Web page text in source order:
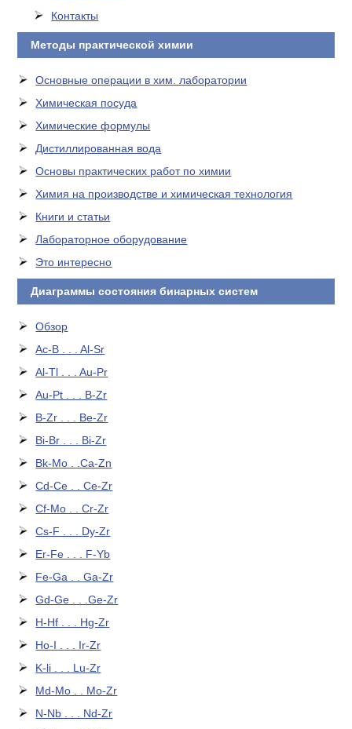
Контакты
Методы практической химии
Основные операции в хим. лаборатории
Химическая посуда
Химические формулы
Дистиллированная вода
Основы практических работ по химии
Химия на производстве и химическая технология
Книги и статьи
Лабораторное оборудование
Это интересно
Диаграммы состояния бинарных систем
Обзор
Ac-B . . . Al-Sr
Al-Tl . . . Au-Pr
Au-Pt . . . B-Zr
B-Zr . . . Be-Zr
Bi-Br . . . Bi-Zr
Bk-Mo . .Ca-Zn
Cd-Ce . . Ce-Zr
Cf-Mo . . Cr-Zr
Cs-F . . . Dy-Zr
Er-Fe . . . F-Yb
Fe-Ga . . Ga-Zr
Gd-Ge . . .Ge-Zr
H-Hf . . . Hg-Zr
Ho-I . . . Ir-Zr
K-li . . . Lu-Zr
Md-Mo . . Mo-Zr
N-Nb . . . Nd-Zr